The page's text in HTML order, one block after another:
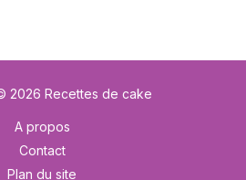
2026 Recettes de cake
A propos
Contact
Plan du site